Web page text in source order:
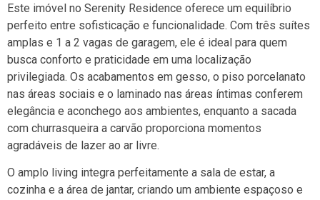
Este imóvel no Serenity Residence oferece um equilíbrio
perfeito entre sofisticação e funcionalidade. Com três suítes
amplas e 1 a 2 vagas de garagem, ele é ideal para quem
busca conforto e praticidade em uma localização
privilegiada. Os acabamentos em gesso, o piso porcelanato
nas áreas sociais e o laminado nas áreas íntimas conferem
elegância e aconchego aos ambientes, enquanto a sacada
com churrasqueira a carvão proporciona momentos
agradáveis de lazer ao ar livre.
O amplo living integra perfeitamente a sala de estar, a
cozinha e a área de jantar, criando um ambiente espaçoso e